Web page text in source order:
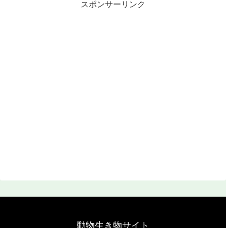
スポンサーリンク
動物生き物サイト